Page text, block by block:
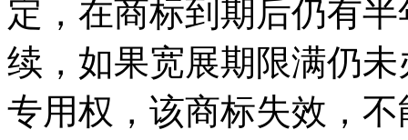
定，在商标到期后仍有
续，如果宽展期限满仍
专用权，该商标失效，